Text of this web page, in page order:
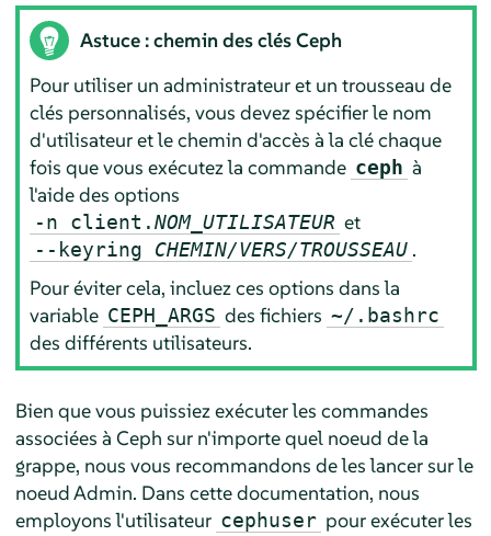
Astuce : chemin des clés Ceph
Pour utiliser un administrateur et un trousseau de
clés personnalisés, vous devez spécifier le nom
d'utilisateur et le chemin d'accès à la clé chaque
fois que vous exécutez la commande ceph à
l'aide des options
-n client.NOM_UTILISATEUR et
--keyring CHEMIN/VERS/TROUSSEAU .
Pour éviter cela, incluez ces options dans la
variable CEPH_ARGS des fichiers ~/.bashrc
des différents utilisateurs.
Bien que vous puissiez exécuter les commandes
associées à Ceph sur n'importe quel noeud de la
grappe, nous vous recommandons de les lancer sur le
noeud Admin. Dans cette documentation, nous
employons l'utilisateur cephuser pour exécuter les